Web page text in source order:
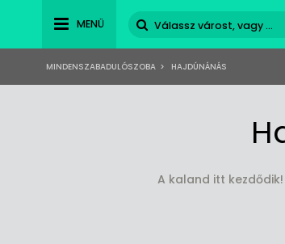
MENÜ
MINDENSZABADULÓSZOBA > HAJDÚNÁNÁS
A kaland itt